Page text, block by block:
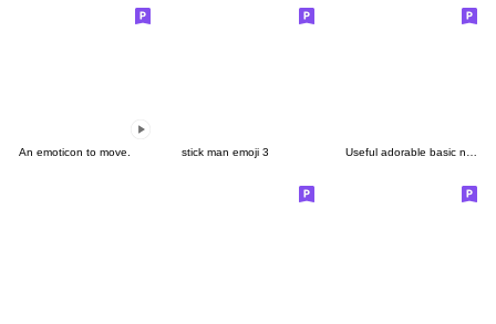
An emoticon to move. stick man emoji 3 Useful adorable basic natural emoji 10